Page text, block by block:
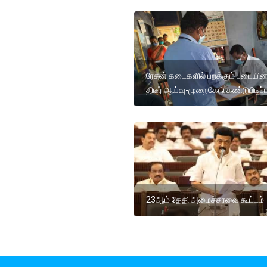
ரேசன் கடைகளில் பறக்கும்
திடீர் ஆய்வு-முறைகேடு
23ஆம் தேதி அமைச்சரவை கூட்டம்